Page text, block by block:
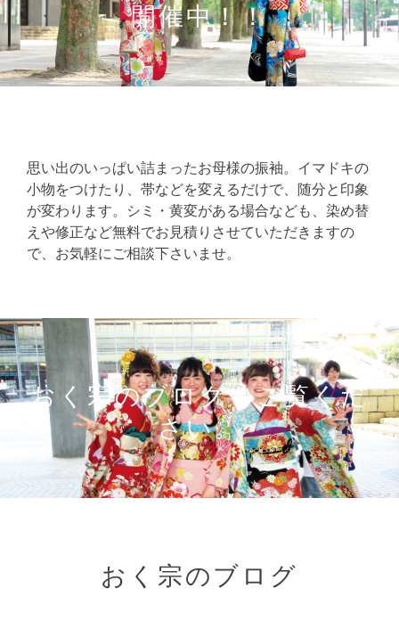
開催中！！
思い出のいっぱい詰まったお母様の振袖。イマドキの
小物をつけたり、帯などを変えるだけで、随分と印象
が変わります。シミ・黄変がある場合なども、染め替
えや修正など無料でお見積りさせていただきますの
で、お気軽にご相談下さいませ。
おく宗のブログもご覧くだ
さい。
おく宗のブログ